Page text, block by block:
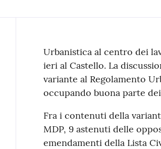
Contenuto
Urbanistica al centro dei
ieri al Castello. La
variante al Regolamento
occupando buona parte
Fra i contenuti della
MDP, 9 astenuti delle
emendamenti della Lista